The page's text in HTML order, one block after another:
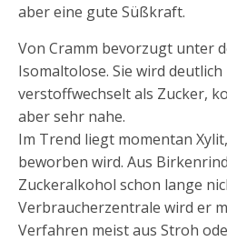
aber eine gute Süßkraft.
Von Cramm bevorzugt unter
Isomaltolose. Sie wird
verstoffwechselt als Zucker,
aber sehr nahe.
Im Trend liegt momentan
beworben wird. Aus
Zuckeralkohol schon lange
Verbraucherzentrale wird er
Verfahren meist aus Stroh